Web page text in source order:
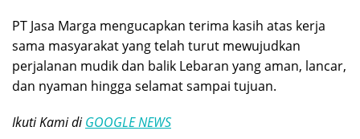
PT Jasa Marga mengucapkan terima kasih atas kerja
sama masyarakat yang telah turut mewujudkan
perjalanan mudik dan balik Lebaran yang aman, lancar,
dan nyaman hingga selamat sampai tujuan.
Ikuti Kami diGOOGLE NEWS